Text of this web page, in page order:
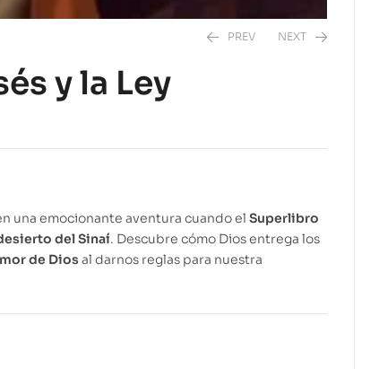
PREV NEXT
y la Ley
una emocionante aventura cuando el Superlibro
del Sinaí. Descubre cómo Dios entrega los
de Dios al darnos reglas para nuestra